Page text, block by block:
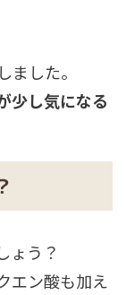
した。
少し気になる
ょう？
エン酸も加え